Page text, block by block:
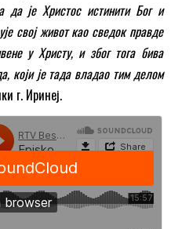
да је Христос истинити Бог и
свој живот као сведок правде
у Христу, и због тога бива
који је тада владао тим делом
г. Иринеј.